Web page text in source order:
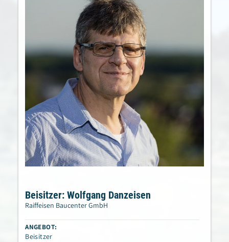
Beisitzer: Wolfgang Danzeisen
Raiffeisen Baucenter GmbH
ANGEBOT:
Beisitzer